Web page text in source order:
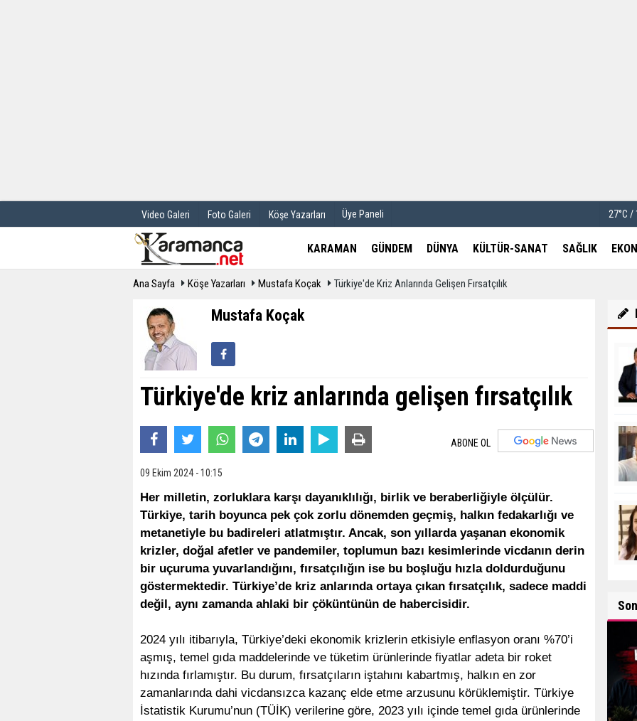
Video Galeri Foto Galeri Köşe Yazarları Üye Paneli 27°C /
KARAMAN GÜNDEM DÜNYA KÜLTÜR-SANAT SAĞLIK
Ana Sayfa Köşe Yazarları Mustafa Koçak Türkiye'de Kriz Anlarında Gelişen Fırsatçılık
Mustafa Koçak
Türkiye'de kriz anlarında gelişen fırsatçılık
ABONE OL
09 Ekim 2024 - 10:15
Her milletin, zorluklara karşı dayanıklılığı, birlik ve beraberliğiyle ölçülür.
Türkiye, tarih boyunca pek çok zorlu dönemden geçmiş, halkın fedakarlığı ve
metanetiyle bu badireleri atlatmıştır. Ancak, son yıllarda yaşanan ekonomik
krizler, doğal afetler ve pandemiler, toplumun bazı kesimlerinde vicdanın derin
bir uçuruma yuvarlandığını, fırsatçılığın ise bu boşluğu hızla doldurduğunu
göstermektedir. Türkiye’de kriz anlarında ortaya çıkan fırsatçılık, sadece maddi
değil, aynı zamanda ahlaki bir çöküntünün de habercisidir.
2024 yılı itibarıyla, Türkiye’deki ekonomik krizlerin etkisiyle enflasyon oranı %70’i
aşmış, temel gıda maddelerinde ve tüketim ürünlerinde fiyatlar adeta bir roket
hızında fırlamıştır. Bu durum, fırsatçıların iştahını kabartmış, halkın en zor
zamanlarında dahi vicdansızca kazanç elde etme arzusunu körüklemiştir. Türkiye
İstatistik Kurumu’nun (TÜİK) verilerine göre, 2023 yılı içinde temel gıda ürünlerinde
Son